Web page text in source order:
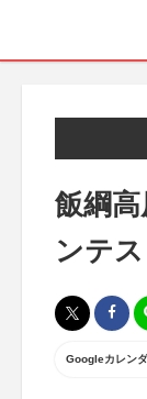
飯綱
ンテス
Googleカレン